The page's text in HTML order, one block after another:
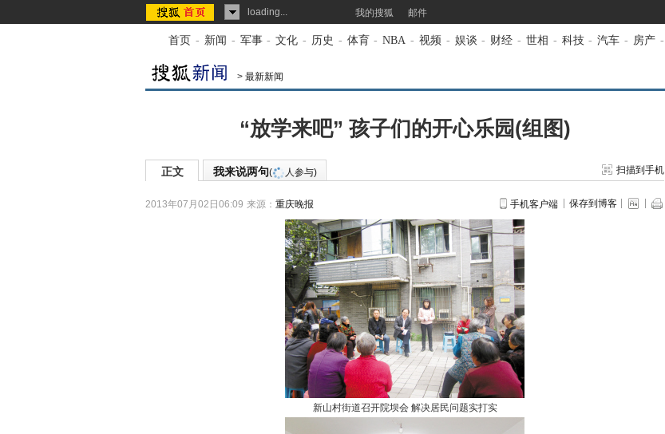
loading... 我的搜狐 邮件
首页 - 新闻 - 军事 - 文化 - 历史 - 体育 - NBA - 视频 - 娱谈 - 财经 - 世相 - 科技 - 汽车 - 房产 -
> 最新新闻
“放学来吧” 孩子们的开心乐园(组图)
正文 我来说两句( 人参与) 扫描到手机
2013年07月02日06:09 来源： 重庆晚报 手机客户端 保存到博客
新山村街道召开院坝会 解决居民问题实打实